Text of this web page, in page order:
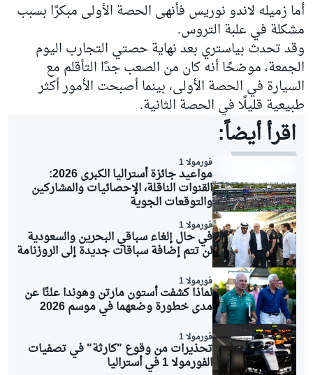
أما زميله لاندو نوريس فأنهى الحصة الأولى مبكرًا بسبب
مشكلة في علبة التروس.
وقد تحدث بياستري بعد نهاية حصتي التجارب اليوم
الجمعة، موضحًا أنه كان من الصعب جدًا التأقلم مع
السيارة في الحصة الأولى، بينما أصبحت الأمور أكثر
طبيعية قليلًا في الحصة الثانية.
اقرأ أيضاً:
فورمولا 1
مواعيد جائزة أستراليا الكبرى 2026:
القنوات الناقلة، الإحصائيات والمشاركين
والتوقعات الجوية
فورمولا 1
في حال إلغاء سباقي البحرين والسعودية
لن تتم إضافة سباقات جديدة إلى الروزنامة
فورمولا 1
لماذا كشفت أستون مارتن وهوندا علنًا عن
مدى خطورة وضعهما في موسم 2026
فورمولا 1
تحذيرات من وقوع "كارثة" في تصفيات
الفورمولا 1 في أستراليا